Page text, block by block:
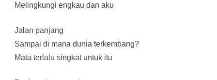
Melingkungi engkau dan aku
Jalan panjang
Sampai di mana dunia terkembang?
Mata terlalu singkat untuk itu